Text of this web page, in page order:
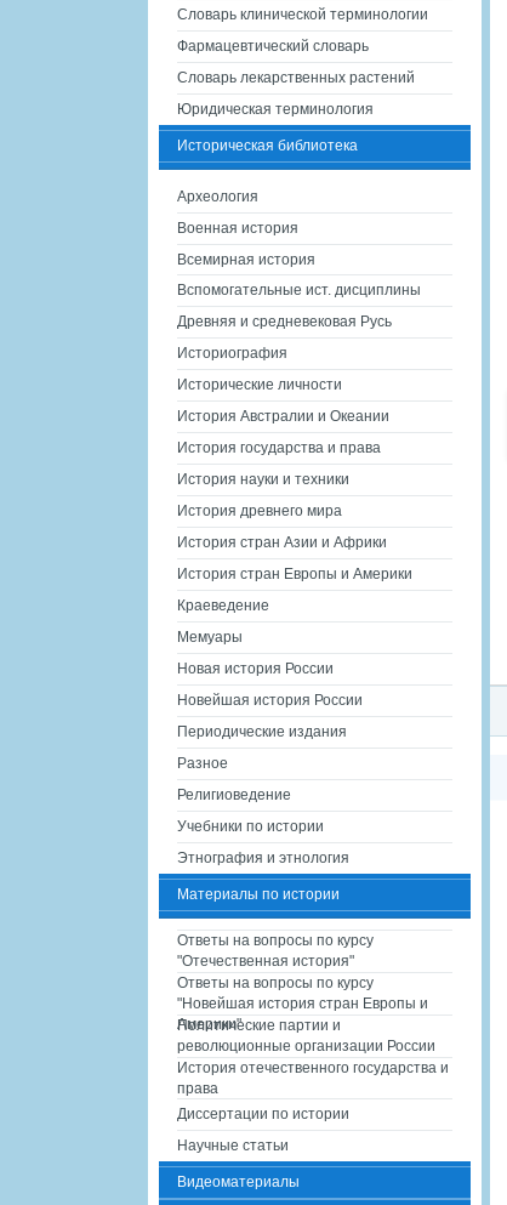
Словарь клинической терминологии
Фармацевтический словарь
Словарь лекарственных растений
Юридическая терминология
Историческая библиотека
Археология
Военная история
Всемирная история
Вспомогательные ист. дисциплины
Древняя и средневековая Русь
Историография
Исторические личности
История Австралии и Океании
История государства и права
История науки и техники
История древнего мира
История стран Азии и Африки
История стран Европы и Америки
Краеведение
Мемуары
Новая история России
Новейшая история России
Периодические издания
Разное
Религиоведение
Учебники по истории
Этнография и этнология
Материалы по истории
Ответы на вопросы по курсу
"Отечественная история"
Ответы на вопросы по курсу
"Новейшая история стран Европы и
Америки"
Политические партии и
революционные организации России
История отечественного государства и
права
Диссертации по истории
Научные статьи
Видеоматериалы